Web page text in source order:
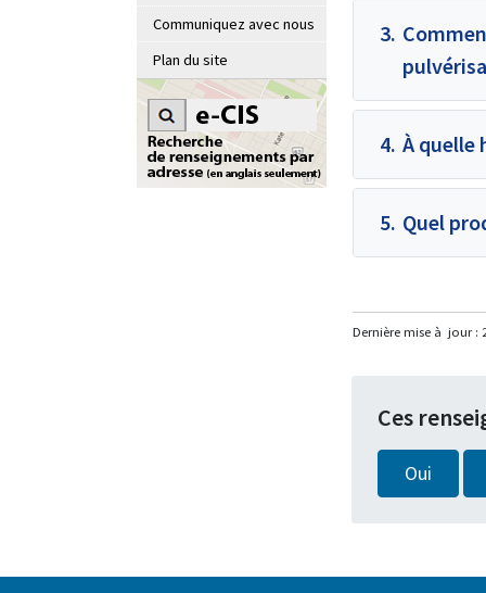
Communiquez avec nous
Plan du site
3.
4. À quelle
5. Quel
Dernière mise à jour :
Ces
Oui